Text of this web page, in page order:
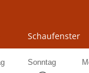
Schaufenster